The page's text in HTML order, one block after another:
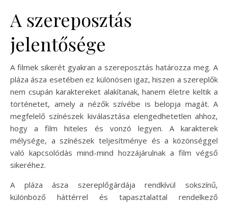
A szereposztás
jelentősége
A filmek sikerét gyakran a szereposztás határozza meg. A
pláza ásza esetében ez különösen igaz, hiszen a szereplők
nem csupán karaktereket alakítanak, hanem életre keltik a
történetet, amely a nézők szívébe is belopja magát. A
megfelelő színészek kiválasztása elengedhetetlen ahhoz,
hogy a film hiteles és vonzó legyen. A karakterek
mélysége, a színészek teljesítménye és a közönséggel
való kapcsolódás mind-mind hozzájárulnak a film végső
sikeréhez.
A pláza ásza szereplőgárdája rendkívül sokszínű,
különböző háttérrel és tapasztalattal rendelkező